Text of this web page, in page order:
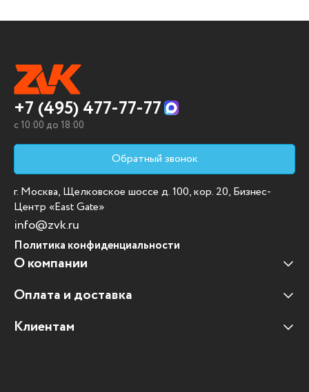
+7 (495) 477-77-77
c 10:00 до 18:00
Обратный звонок
г. Москва, Щелковское шоссе д. 100, кор. 20, Бизнес-
Центр «East Gate»
info@zvk.ru
Политика конфиденциальности
О компании
Наши клиенты
Отзывы клиентов
Оплата и доставка
Оплата и доставка
Клиентам